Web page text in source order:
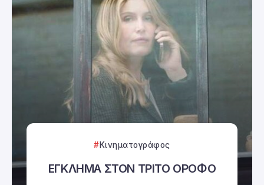
Κινηματογράφος
ΕΓΚΛΗΜΑ ΣΤΟΝ ΤΡΙΤΟ ΟΡΟΦΟ